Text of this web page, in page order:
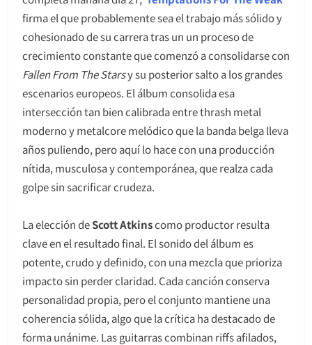
firma el que probablemente sea el trabajo más sólido y
cohesionado de su carrera tras un un proceso de
crecimiento constante que comenzó a consolidarse con
Fallen From The Starsy su posterior salto a los grandes
escenarios europeos. El álbum consolida esa
intersección tan bien calibrada entre thrash metal
moderno y metalcore melódico que la banda belga lleva
años puliendo, pero aquí lo hace con una producción
nítida, musculosa y contemporánea, que realza cada
golpe sin sacrificar crudeza.
La elección deScott Atkinscomo productor resulta
clave en el resultado final. El sonido del álbum es
potente, crudo y definido, con una mezcla que prioriza
impacto sin perder claridad. Cada canción conserva
personalidad propia, pero el conjunto mantiene una
coherencia sólida, algo que la crítica ha destacado de
forma unánime. Las guitarras combinan riffs afilados,